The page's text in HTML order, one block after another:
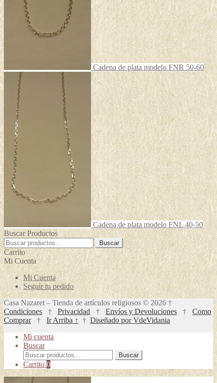
Cadena de plata modelo FNR 50-60
Cadena de plata modelo FNL 40-50
Buscar Productos
Buscar
por:
Buscar
Carrito
Mi Cuenta
Mi Cuenta
Seguir tu pedido
Casa Nazaret – Tienda de artículos religiosos © 2026 †
Condiciones † Privacidad † Envíos y Devoluciones † Como
Comprar† Ir Arriba ↑ † Diseñado por VdeVidania
Mi cuenta
Buscar
Buscar
por:
Buscar
Carrito 0